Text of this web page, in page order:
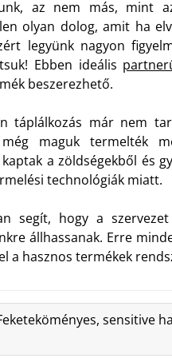
az nem más, mint
olyan dolog, amit ha
legyünk nagyon
Ebben ideális
beszerezhető.
táplálkozás már nem
maguk termelték
a zöldségekből és
technológiák miatt.
segít, hogy a
állhassanak. Erre
a hasznos termékek
sensitive